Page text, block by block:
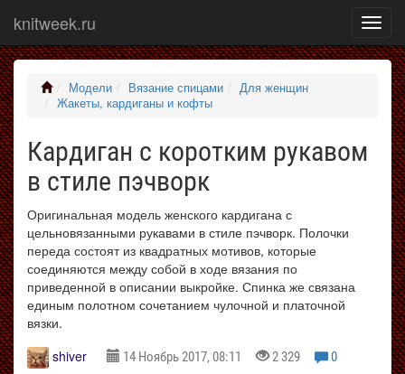
меню
knitweek.ru
Модели Вязание спицами
Для женщин
Жакеты, кардиганы и кофты
Кардиган с коротким рукавом
в стиле пэчворк
Оригинальная модель женского кардигана с
цельновязанными рукавами в стиле пэчворк. Полочки
переда состоят из квадратных мотивов, которые
соединяются между собой в ходе вязания по
приведенной в описании выкройке. Спинка же связана
единым полотном сочетанием чулочной и платочной
вязки.
shiver
14 Ноябрь 2017, 08:11 2 329
0